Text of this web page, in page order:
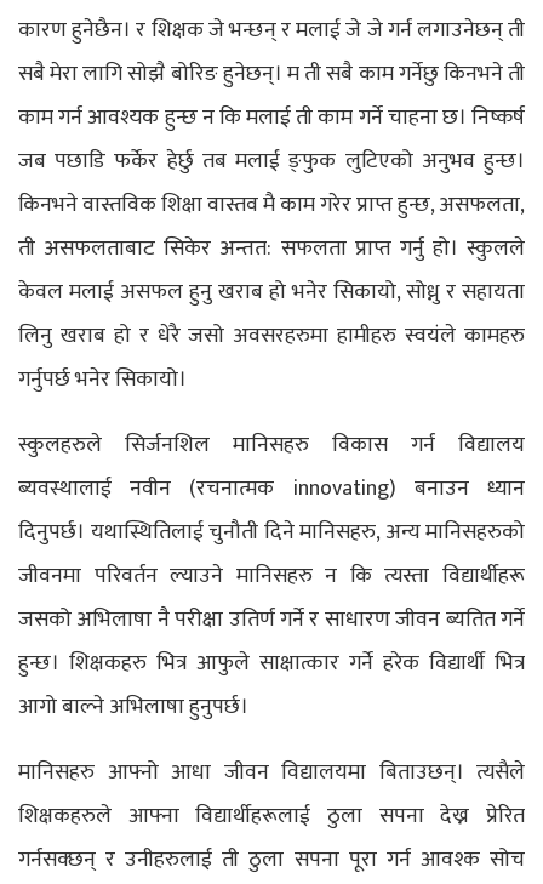
कारण हुनेछैन। र शिक्षक जे भन्छन् र मलाई जे जे गर्न लगाउनेछन् ती
सबै मेरा लागि सोझै बोरिङ हुनेछन्। म ती सबै काम गर्नेछु किनभने ती
काम गर्न आवश्यक हुन्छ न कि मलाई ती काम गर्ने चाहना छ। निष्कर्ष
जब पछाडि फर्केर हेर्छु तब मलाई ङ्फुक लुटिएको अनुभव हुन्छ।
किनभने वास्तविक शिक्षा वास्तव मै काम गरेर प्राप्त हुन्छ, असफलता,
ती असफलताबाट सिकेर अन्तत: सफलता प्राप्त गर्नु हो। स्कुलले
केवल मलाई असफल हुनु खराब हो भनेर सिकायो, सोध्नु र सहायता
लिनु खराब हो र धेरै जसो अवसरहरुमा हामीहरु स्वयंले कामहरु
गर्नुपर्छ भनेर सिकायो।
स्कुलहरुले सिर्जनशिल मानिसहरु विकास गर्न विद्यालय
ब्यवस्थालाई नवीन (रचनात्मक innovating) बनाउन ध्यान
दिनुपर्छ। यथास्थितिलाई चुनौती दिने मानिसहरु, अन्य मानिसहरुको
जीवनमा परिवर्तन ल्याउने मानिसहरु न कि त्यस्ता विद्यार्थीहरू
जसको अभिलाषा नै परीक्षा उतिर्ण गर्ने र साधारण जीवन ब्यतित गर्ने
हुन्छ। शिक्षकहरु भित्र आफुले साक्षात्कार गर्ने हरेक विद्यार्थी भित्र
आगो बाल्ने अभिलाषा हुनुपर्छ।
मानिसहरु आफ्नो आधा जीवन विद्यालयमा बिताउछन्। त्यसैले
शिक्षकहरुले आफ्ना विद्यार्थीहरूलाई ठुला सपना देख्न प्रेरित
गर्नसक्छन् र उनीहरुलाई ती ठुला सपना पूरा गर्न आवश्क सोच